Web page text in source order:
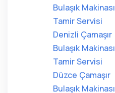
Bulaşık Makinası
Tamir Servisi
Denizli Çamaşır
Bulaşık Makinası
Tamir Servisi
Düzce Çamaşır
Bulaşık Makinası